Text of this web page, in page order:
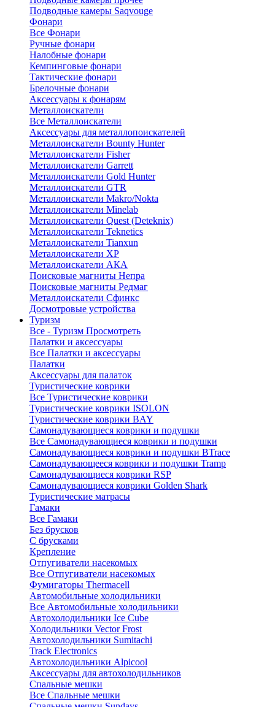
Подводные камеры Saqvouge
Фонари
Все Фонари
Ручные фонари
Налобные фонари
Кемпинговые фонари
Тактические фонари
Брелочные фонари
Аксессуары к фонарям
Металлоискатели
Все Металлоискатели
Аксессуары для металлопоискателей
Металлоискатели Bounty Hunter
Металлоискатели Fisher
Металлоискатели Garrett
Металлоискатели Gold Hunter
Металлоискатели GTR
Металлоискатели Makro/Nokta
Металлоискатели Minelab
Металлоискатели Quest (Deteknix)
Металлоискатели Teknetics
Металлоискатели Tianxun
Металлоискатели XP
Металлоискатели АКА
Поисковые магниты Непра
Поисковые магниты Редмаг
Металлоискатели Сфинкс
Досмотровые устройства
Туризм
Все - Туризм Просмотреть
Палатки и аксессуары
Все Палатки и аксессуары
Палатки
Аксессуары для палаток
Туристические коврики
Все Туристические коврики
Туристические коврики ISOLON
Туристические коврики BAY
Самонадувающиеся коврики и подушки
Все Самонадувающиеся коврики и подушки
Самонадувающиеся коврики и подушки BTrace
Самонадувающееся коврики и подушки Tramp
Самонадувающиеся коврики RSP
Самонадувающиеся коврики Golden Shark
Туристические матрасы
Гамаки
Все Гамаки
Без брусков
С брусками
Крепление
Отпугиватели насекомых
Все Отпугиватели насекомых
Фумигаторы Thermacell
Автомобильные холодильники
Все Автомобильные холодильники
Автохолодильники Ice Cube
Холодильники Vector Frost
Автохолодильники Sumitachi
Track Electronics
Автохолодильники Alpicool
Аксессуары для автохолодильников
Спальные мешки
Все Спальные мешки